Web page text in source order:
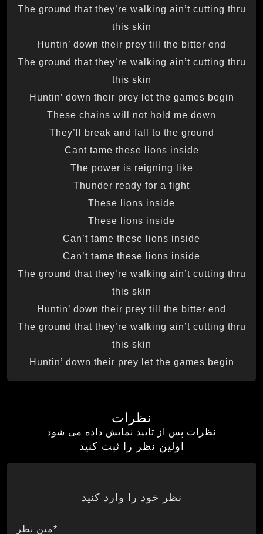
The ground that they’re walking ain’t cutting thru
this skin
Huntin’ down their prey till the bitter end
The ground that they’re walking ain’t cutting thru
this skin
Huntin’ down their prey let the games begin
These chains will not hold me down
They’ll break and fall to the ground
Cant tame these lions inside
The power is reigning like
Thunder ready for a fight
These lions inside
These lions inside
Can’t tame these lions inside
Can’t tame these lions inside
The ground that they’re walking ain’t cutting thru
this skin
Huntin’ down their prey till the bitter end
The ground that they’re walking ain’t cutting thru
this skin
Huntin’ down their prey let the games begin
نظرات
نظرات پس از تایید نمایش داده می شود
اولین نظر را ثبت کنید
نظر خود را وارد کنید
*متن نظر